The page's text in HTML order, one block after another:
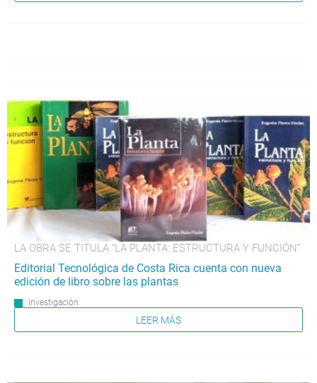
LA OBRA SE TITULA “LA PLANTA: ESTRUCTURA Y FUNCIÓN”
Editorial Tecnológica de Costa Rica cuenta con nueva
edición de libro sobre las plantas
Investigación
LEER MÁS